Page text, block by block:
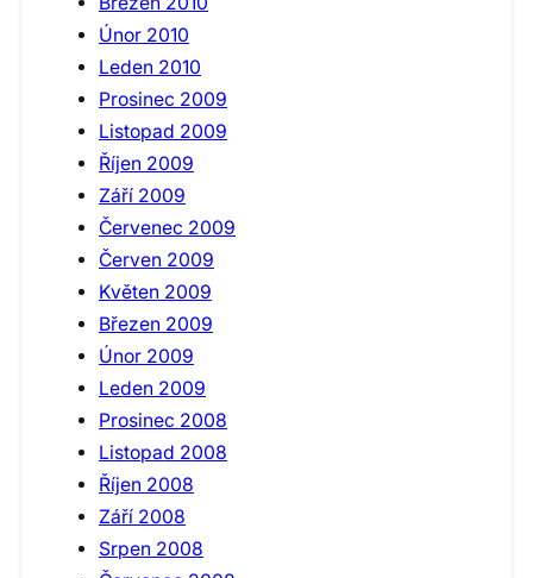
Únor 2010
Leden 2010
Prosinec 2009
Listopad 2009
Říjen 2009
Září 2009
Červenec 2009
Červen 2009
Květen 2009
Březen 2009
Únor 2009
Leden 2009
Prosinec 2008
Listopad 2008
Říjen 2008
Září 2008
Srpen 2008